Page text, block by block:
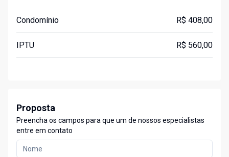
Condomínio R$ 408,00
IPTU R$ 560,00
Proposta
Preencha os campos para que um de nossos especialistas
entre em contato